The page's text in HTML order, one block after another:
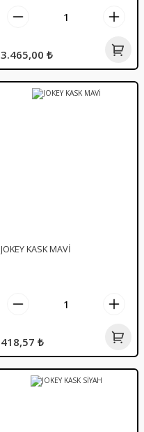
3.465,00 ₺
JOKEY KASK MAVİ
418,57 ₺